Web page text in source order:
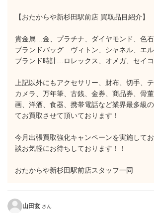
【おたからや新杉田駅前店 買取品目紹介】
貴金属…金、プラチナ、ダイヤモンド、色石
ブランドバッグ…ヴィトン、シャネル、エ
ブランド時計…ロレックス、オメガ、セイコ
上記以外にもアクセサリー、財布、切手、
カメラ、万年筆、古銭、金券、商品券、骨
画、洋酒、食器、携帯電話など業界最多級
てお買取させて頂いております！
今月出張買取強化キャンペーンを実施して
談お気軽にお待ちしております！！
おたからや新杉田駅前店スタッフ一同
山田玄 さん